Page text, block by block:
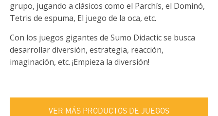
grupo, jugando a clásicos como el Parchís, el Dominó,
Tetris de espuma, El juego de la oca, etc.
Con los juegos gigantes de Sumo Didactic se busca
desarrollar diversión, estrategia, reacción,
imaginación, etc. ¡Empieza la diversión!
VER MÁS PRODUCTOS DE JUEGOS